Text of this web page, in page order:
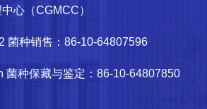
心（CGMCC）
菌种销售：86-10-64807596
菌种保藏与鉴定：86-10-64807850